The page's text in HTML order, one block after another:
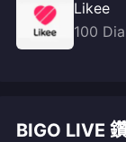
Likee
100
BIGO LIVE